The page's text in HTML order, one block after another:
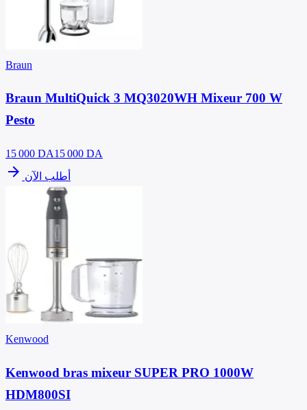
Braun
Braun MultiQuick 3 MQ3020WH Mixeur 700 W
Pesto
15 000 DA15 000 DA
arrow_forward أطلب الآن
Kenwood
Kenwood bras mixeur SUPER PRO 1000W
HDM800SI